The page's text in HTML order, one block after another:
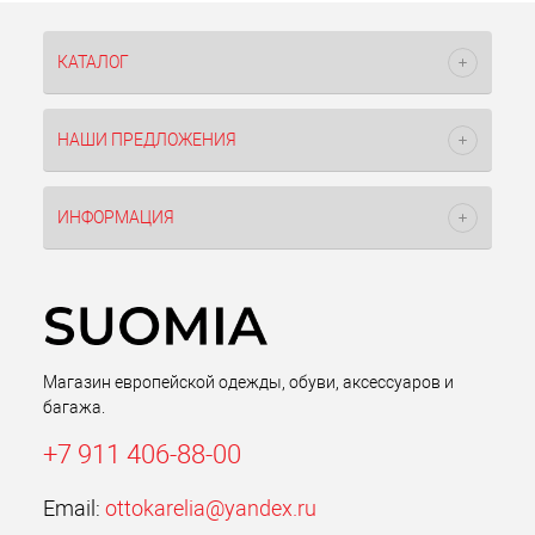
КАТАЛОГ
НАШИ ПРЕДЛОЖЕНИЯ
ИНФОРМАЦИЯ
Магазин европейской одежды, обуви, аксессуаров и
багажа.
+7 911 406-88-00
Email: ottokarelia@yandex.ru